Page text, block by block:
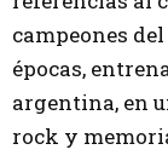
campeones
épocas,
argentina, en
rock y